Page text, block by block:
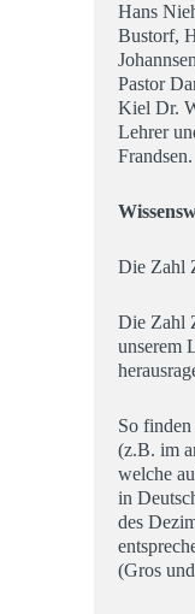
Hans
Bustorf,
Pastor
Kiel Dr.
Lehrer
Frandsen.
Die Zahl
Die Zahl
unserem
So
(z.B. im
welche
in
des
(Gros